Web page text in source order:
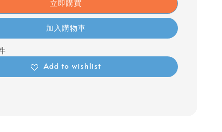
立即購買
加入購物車
Add to wishlist